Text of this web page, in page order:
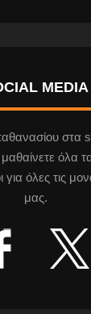
MEDIA
στα
όλα
όλες τις
μας.